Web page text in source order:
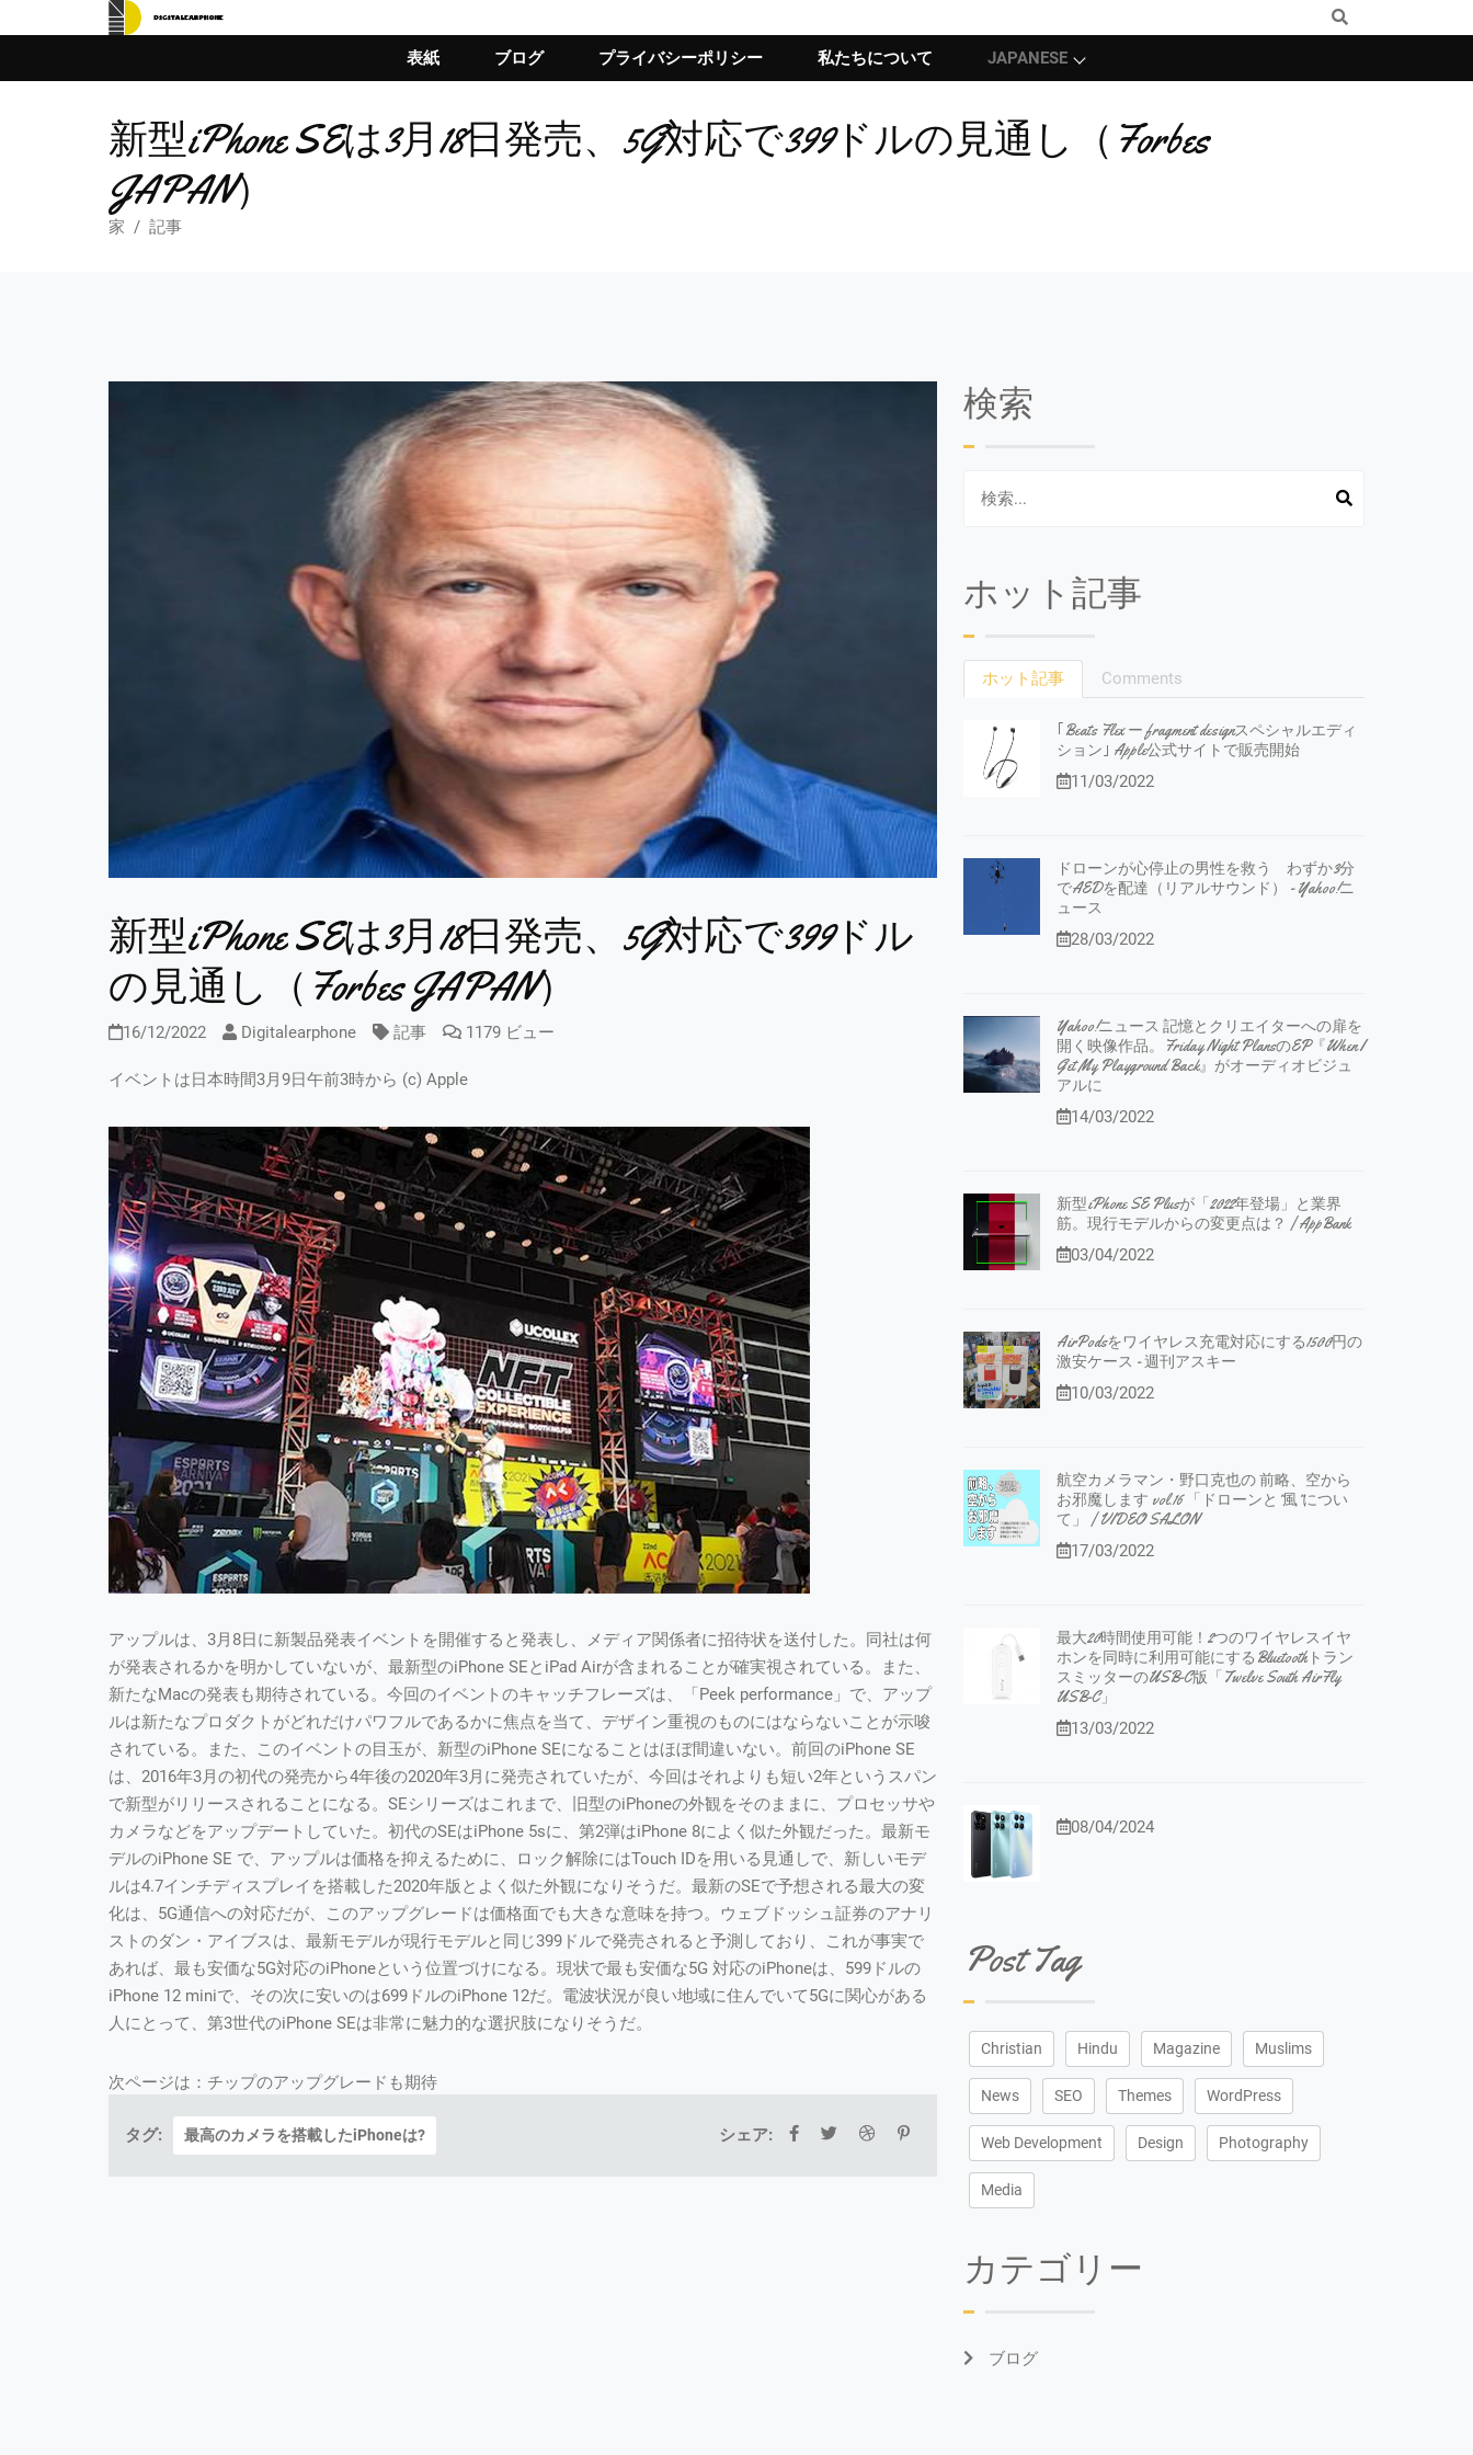
表紙 ブログ プライバシーポリシー 私たちについて JAPANESE
新型iPhone SEは3月18日発売、5G対応で399ドルの見通し（Forbes
JAPAN）
家 記事
新型iPhone SEは3月18日発売、5G対応で399ドル
の見通し（Forbes JAPAN）
16/12/2022 Digitalearphone 記事 1179 ビュー
イベントは日本時間3月9日午前3時から (c) Apple
アップルは、3月8日に新製品発表イベントを開催すると発表し、メディア関係者に招待状を送付した。同社は何
が発表されるかを明かしていないが、最新型のiPhone SEとiPad Airが含まれることが確実視されている。また、
新たなMacの発表も期待されている。今回のイベントのキャッチフレーズは、「Peek performance」で、アップ
ルは新たなプロダクトがどれだけパワフルであるかに焦点を当て、デザイン重視のものにはならないことが示唆
されている。また、このイベントの目玉が、新型のiPhone SEになることはほぼ間違いない。前回のiPhone SE
は、2016年3月の初代の発売から4年後の2020年3月に発売されていたが、今回はそれよりも短い2年というスパン
で新型がリリースされることになる。SEシリーズはこれまで、旧型のiPhoneの外観をそのままに、プロセッサや
カメラなどをアップデートしていた。初代のSEはiPhone 5sに、第2弾はiPhone 8によく似た外観だった。最新モ
デルのiPhone SE で、アップルは価格を抑えるために、ロック解除にはTouch IDを用いる見通しで、新しいモデ
ルは4.7インチディスプレイを搭載した2020年版とよく似た外観になりそうだ。最新のSEで予想される最大の変
化は、5G通信への対応だが、このアップグレードは価格面でも大きな意味を持つ。ウェブドッシュ証券のアナリ
ストのダン・アイブスは、最新モデルが現行モデルと同じ399ドルで発売されると予測しており、これが事実で
あれば、最も安価な5G対応のiPhoneという位置づけになる。現状で最も安価な5G 対応のiPhoneは、599ドルの
iPhone 12 miniで、その次に安いのは699ドルのiPhone 12だ。電波状況が良い地域に住んでいて5Gに関心がある
人にとって、第3世代のiPhone SEは非常に魅力的な選択肢になりそうだ。
次ページは：チップのアップグレードも期待
タグ: 最高のカメラを搭載したiPhoneは? シェア:
検索
ホット記事
ホット記事 Comments
｢Beats Flex ー fragment designスペシャルエディ
ション｣ Apple公式サイトで販売開始
11/03/2022
ドローンが心停止の男性を救う わずか3分
でAEDを配達（リアルサウンド） - Yahoo!ニ
ュース
28/03/2022
Yahoo!ニュース 記憶とクリエイターへの扉を
開く映像作品。Friday Night PlansのEP『When I
Get My Playground Back』がオーディオビジュ
アルに
14/03/2022
新型iPhone SE Plusが「2022年登場」と業界
筋。現行モデルからの変更点は？ | AppBank
03/04/2022
AirPodsをワイヤレス充電対応にする1500円の
激安ケース - 週刊アスキー
10/03/2022
航空カメラマン・野口克也の 前略、空から
お邪魔します vol.16 「ドローンと”風”につい
て」 | VIDEO SALON
17/03/2022
最大20時間使用可能！2つのワイヤレスイヤ
ホンを同時に利用可能にするBluetoothトラン
スミッターのUSB-C版「Twelve South AirFly
USB-C」
13/03/2022
08/04/2024
Post Tag
Christian Hindu Magazine Muslims
News SEO Themes WordPress
Web Development Design Photography
Media
カテゴリー
ブログ